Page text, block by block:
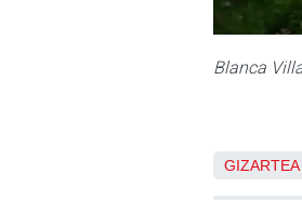
Blanca
GIZARTEA